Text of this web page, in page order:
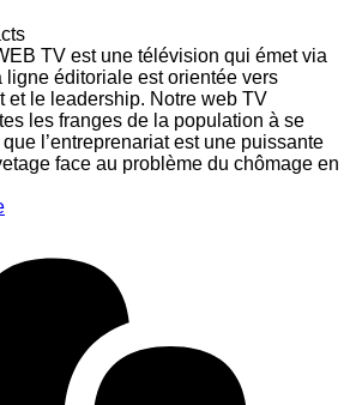
TV est une télévision qui émet via
ligne éditoriale est orientée vers
et le leadership. Notre web TV
les franges de la population à se
l’entreprenariat est une puissante
face au problème du chômage en